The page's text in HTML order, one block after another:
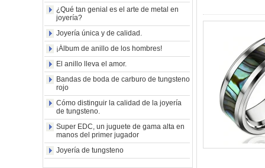
ODM suministro a granel
tungsteno con sello
cuadrado pulido negro al por
mayor de fábrica,
incrustación de madera con
patrón de cruz de concha de
abulón, anillo de declaración
Grabado interior
personalizado OEM ODM
suministro a gr
Anillo de carburo de
tungsteno electrochapado en
oro rosa de 8 mm al por
mayor de fábrica, cuerda de
¿Qué tan genial es el arte de metal en
joyería?
Joyería única y de calidad.
¡Álbum de anillo de los hombres!
El anillo lleva el amor.
Bandas de boda de carburo de tungsteno
rojo
Cómo distinguir la calidad de la joyería
de tungsteno.
Super EDC, un juguete de gama alta en
manos del primer jugador
Joyería de tungsteno